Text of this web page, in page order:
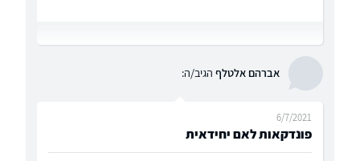
אברהם אלטלף הגיב/ה:
פונדקאות לאם יחידאית
6/7/2021